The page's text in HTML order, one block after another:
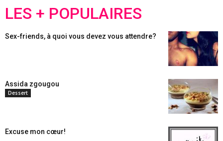
LES + POPULAIRES
Sex-friends, à quoi vous devez vous attendre?
Assida zgougou
Dessert
Excuse mon cœur!